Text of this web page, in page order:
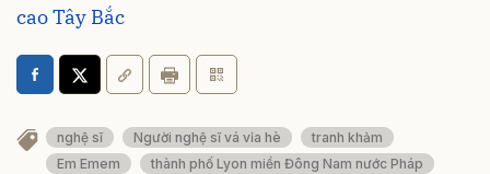
cao Tây Bắc
nghệ sĩ Người nghệ sĩ vá vỉa hè
tranh khảm
Em Emem
thành phố Lyon miền Đông Nam nước Pháp